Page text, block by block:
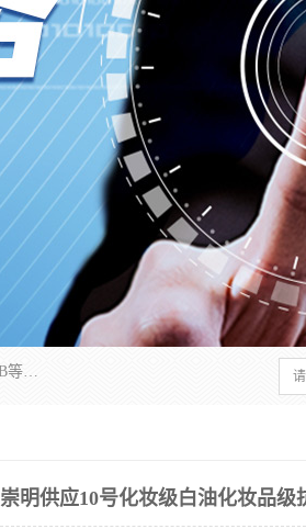
航空煤油（Jet Fuel）是专门为喷气式航空发动机设计的高纯度燃料，主要分为Jet A、Jet A-1和Jet B等类型。其特点是闪点高、低温流动性好，并添加了抗静电剂和抗氧化剂以确保飞行安全。航空煤油需
崇明供应10号化妆级白油化妆品级